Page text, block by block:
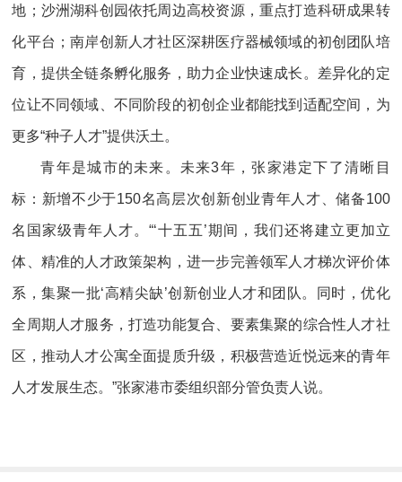
地；沙洲湖科创园依托周边高校资源，重点打造科研成果转
化平台；南岸创新人才社区深耕医疗器械领域的初创团队培
育，提供全链条孵化服务，助力企业快速成长。差异化的定
位让不同领域、不同阶段的初创企业都能找到适配空间，为
更多“种子人才”提供沃土。
青年是城市的未来。未来3年，张家港定下了清晰目
标：新增不少于150名高层次创新创业青年人才、储备100
名国家级青年人才。“‘十五五’期间，我们还将建立更加立
体、精准的人才政策架构，进一步完善领军人才梯次评价体
系，集聚一批‘高精尖缺’创新创业人才和团队。同时，优化
全周期人才服务，打造功能复合、要素集聚的综合性人才社
区，推动人才公寓全面提质升级，积极营造近悦远来的青年
人才发展生态。”张家港市委组织部分管负责人说。